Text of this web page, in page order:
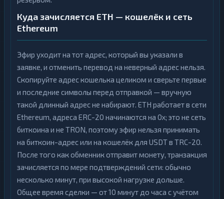
Куда зачисляется ETH — кошелёк и сеть
Ethereum
Эфир уходит на тот адрес, который вы указали в
заявке, и отменить перевод на неверный адрес нельзя.
Скопируйте адрес кошелька целиком и сверьте первые
и последние символы перед отправкой — вручную
такой длинный адрес не набирают. ETH работает в сети
Ethereum, адреса ERC-20 начинаются на 0x; это не сеть
биткоина и не TRON, поэтому эфир нельзя принимать
на биткоин-адрес или на кошелёк для USDT в TRC-20.
После того как обменник отправит монету, транзакция
зачисляется по мере подтверждений сети: обычно
несколько минут, при высокой нагрузке дольше.
Общее время сделки — от 10 минут до часа с учётом